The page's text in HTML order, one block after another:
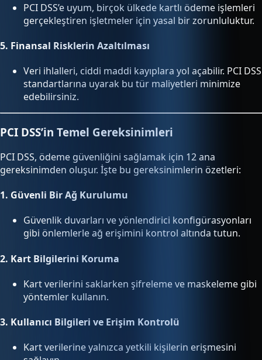
PCI DSS’e uyum, birçok ülkede kartlı ödeme işlemleri
gerçekleştiren işletmeler için yasal bir zorunluluktur.
5. Finansal Risklerin Azaltılması
Veri ihlalleri, ciddi maddi kayıplara yol açabilir. PCI DSS
standartlarına uyarak bu tür maliyetleri minimize
edebilirsiniz.
PCI DSS’in Temel Gereksinimleri
PCI DSS, ödeme güvenliğini sağlamak için 12 ana
gereksinimden oluşur. İşte bu gereksinimlerin özetleri:
1. Güvenli Bir Ağ Kurulumu
Güvenlik duvarları ve yönlendirici konfigürasyonları
gibi önlemlerle ağ erişimini kontrol altında tutun.
2. Kart Bilgilerini Koruma
Kart verilerini saklarken şifreleme ve maskeleme gibi
yöntemler kullanın.
3. Kullanıcı Bilgileri ve Erişim Kontrolü
Kart verilerine yalnızca yetkili kişilerin erişmesini